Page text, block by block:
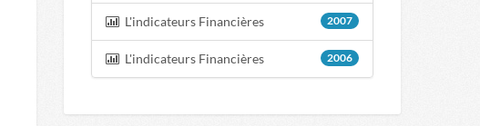
L'indicateurs Financières 2007
L'indicateurs Financières 2006